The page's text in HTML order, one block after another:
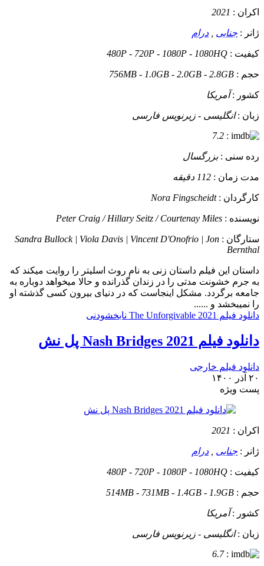
اکران : 2021
ژانر : جنایی درام
کیفیت : 480P - 720P - 1080P - 1080HQ
حجم : 756MB - 1.0GB - 2.0GB - 2.8GB
کشور :آمریکا
زبان :انگلیسی - زیرنویس فارسی
:
7.2
رده سنی :بزرگسال
مدت زمان : 112 دقیقه
کارگردان :Nora Fingscheidt
نویسنده : Peter Craig / Hillary Seitz / Courtenay Miles
ستارگان : Sandra Bullock | Viola Davis | Vincent D'Onofrio | Jon
Bernthal
داستان این فیلم داستان زنی به نام روث اسلیتر را روایت میکند که
به جرم خشونت مدتی را در زندان گذرانده و حالا میخواهد دوباره به
جامعه برگردد. مشکل اینجاست که در دنیای بیرون کسی گذشته او
را نمیبخشد و ......
دانلود فیلم The Unforgivable 2021 نابخشودنی
دانلود فیلم Nash Bridges 2021 پل نش
دانلود فیلم خارجی
۲۰ آذر ۱۴۰۰
پست ويژه
اکران : 2021
ژانر : جنایی درام
کیفیت : 480P - 720P - 1080P - 1080HQ
حجم : 514MB - 731MB - 1.4GB - 1.9GB
کشور :آمریکا
زبان :انگلیسی - زیرنویس فارسی
:
6.7